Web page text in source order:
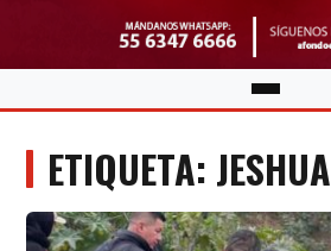
ETIQUETA: JESHUA